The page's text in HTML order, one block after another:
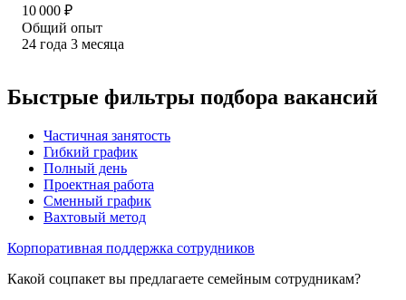
10 000 ₽
Общий опыт
24 года 3 месяца
Быстрые фильтры подбора вакансий
Частичная занятость
Гибкий график
Полный день
Проектная работа
Сменный график
Вахтовый метод
Корпоративная поддержка сотрудников
Какой соцпакет вы предлагаете семейным сотрудникам?